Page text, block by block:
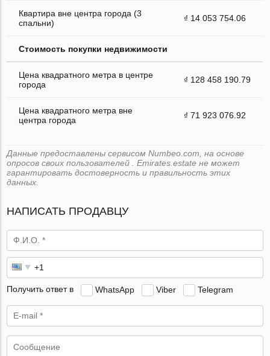
Квартира вне центра города (3
спальни)
₫ 14 053 754.06
Стоимость покупки недвижимости
Цена квадратного метра в центре
города
₫ 128 458 190.79
Цена квадратного метра вне
центра города
₫ 71 923 076.92
Данные предоставлены сервисом Numbeo.com, на основе
опросов своих пользователей . Emirates.estate не может
гарантировать достоверность и правильность этих
данных.
НАПИСАТЬ ПРОДАВЦУ
Получить ответ в WhatsApp Viber Telegram